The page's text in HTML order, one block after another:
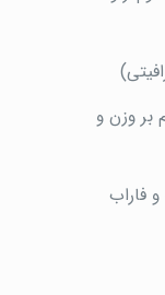
بر وزن و
فاراب